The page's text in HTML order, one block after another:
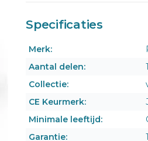
Specificaties
Merk:
Aantal delen:
Collectie:
CE Keurmerk:
Minimale leeftijd:
Garantie: